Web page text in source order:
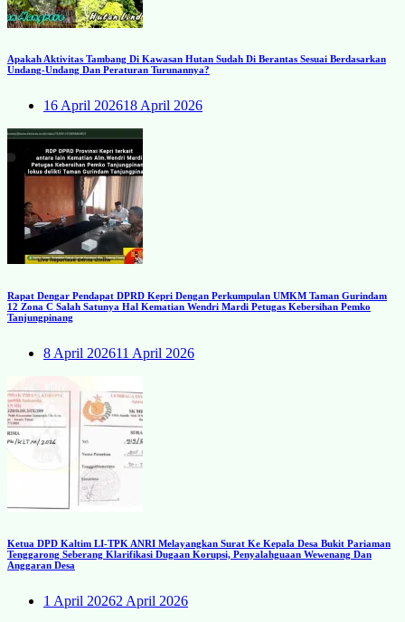
Apakah Aktivitas Tambang Di Kawasan Hutan Sudah Di Berantas Sesuai Berdasarkan
Undang-Undang Dan Peraturan Turunannya?
16 April 202618 April 2026
Rapat Dengar Pendapat DPRD Kepri Dengan Perkumpulan UMKM Taman Gurindam
12 Zona C Salah Satunya Hal Kematian Wendri Mardi Petugas Kebersihan Pemko
Tanjungpinang
8 April 202611 April 2026
Ketua DPD Kaltim LI-TPK ANRI Melayangkan Surat Ke Kepala Desa Bukit Pariaman
Tenggarong Seberang Klarifikasi Dugaan Korupsi, Penyalahguaan Wewenang Dan
Anggaran Desa
1 April 20262 April 2026